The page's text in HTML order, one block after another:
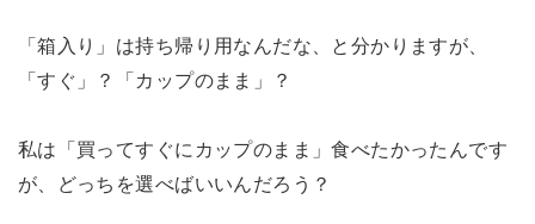
「箱入り」は持ち帰り用なんだな、と分かりますが、
「すぐ」？「カップのまま」？
私は「買ってすぐにカップのまま」食べたかったんです
が、どっちを選べばいいんだろう？